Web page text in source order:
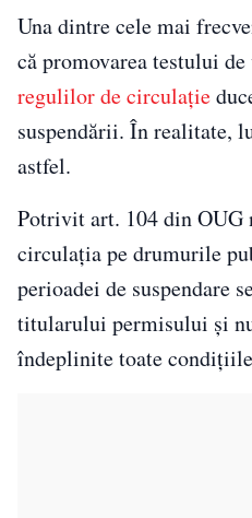
Una dintre cele mai
că promovarea testului
regulilor de circulație
suspendării. În realitate,
astfel.
Potrivit art. 104 din OUG
circulația pe drumurile
perioadei de suspendare
titularului permisului și
îndeplinite toate